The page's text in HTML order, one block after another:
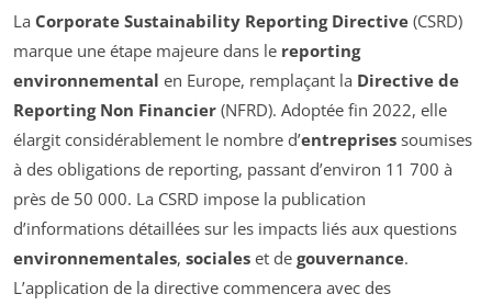
La Corporate Sustainability Reporting Directive (CSRD)
marque une étape majeure dans le reporting
environnemental en Europe, remplaçant la Directive de
Reporting Non Financier (NFRD). Adoptée fin 2022, elle
élargit considérablement le nombre d’entreprises soumises
à des obligations de reporting, passant d’environ 11 700 à
près de 50 000. La CSRD impose la publication
d’informations détaillées sur les impacts liés aux questions
environnementales, sociales et de gouvernance.
L’application de la directive commencera avec des